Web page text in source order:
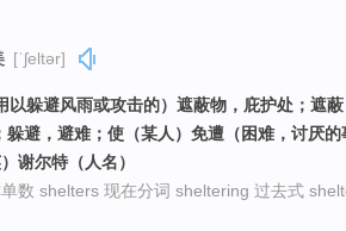
[ˈʃeltər]
以躲避风雨或攻击的）遮蔽物，庇护处；遮
避，避难；使（某人）免遭（困难，讨厌
谢尔特（人名）
数 shelters 现在分词 sheltering 过去式